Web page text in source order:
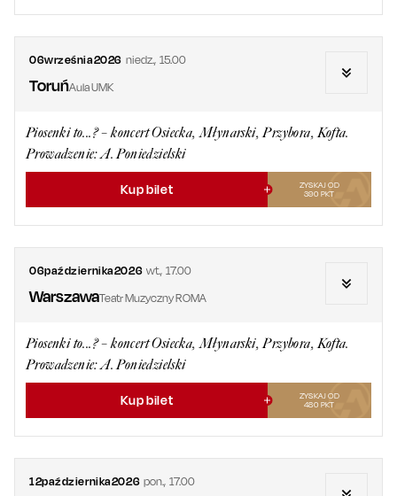
06września2026 niedz., 15.00
ToruńAula UMK
Piosenki to...? – koncert Osiecka, Młynarski, Przybora, Kofta.
Prowadzenie: A. Poniedzielski
Kup bilet
ZYSKAJ OD
390 PKT
06października2026 wt.,17.00
WarszawaTeatr Muzyczny ROMA
Piosenki to...? – koncert Osiecka, Młynarski, Przybora, Kofta.
Prowadzenie: A. Poniedzielski
Kup bilet
ZYSKAJ OD
480 PKT
12października2026 pon.,17.00